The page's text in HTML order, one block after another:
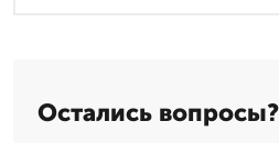
Остались вопросы?